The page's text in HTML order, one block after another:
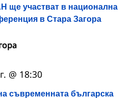
ще участват в национална
в Стара Загора
съвременната българска
@ 18:30